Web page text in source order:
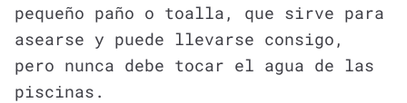
pequeño paño o toalla, que sirve para
asearse y puede llevarse consigo,
pero nunca debe tocar el agua de las
piscinas.